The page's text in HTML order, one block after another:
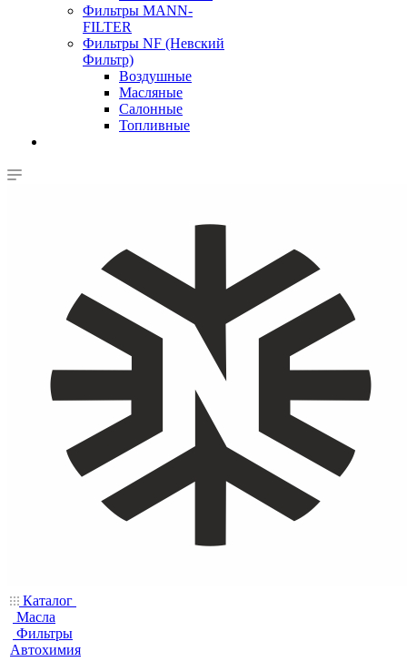
Фильтры MANN-
FILTER
Фильтры NF (Невский
Фильтр)
Воздушные
Масляные
Салонные
Топливные
Каталог
Масла
Фильтры
Автохимия